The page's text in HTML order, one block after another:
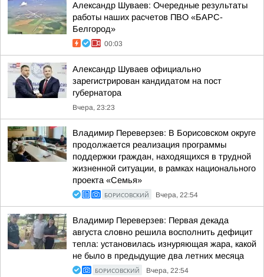
Александр Шуваев: Очередные результаты
работы наших расчетов ПВО «БАРС-
Белгород»
00:03
Александр Шуваев официально
зарегистрирован кандидатом на пост
губернатора
Вчера, 23:23
Владимир Переверзев: В Борисовском округе
продолжается реализация программы
поддержки граждан, находящихся в трудной
жизненной ситуации, в рамках национального
проекта «Семья»
БОРИСОВСКИЙ Вчера, 22:54
Владимир Переверзев: Первая декада
августа словно решила восполнить дефицит
тепла: установилась изнуряющая жара, какой
не было в предыдущие два летних месяца
БОРИСОВСКИЙ Вчера, 22:54